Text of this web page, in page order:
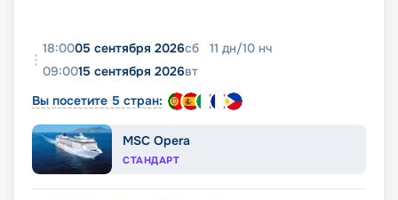
18:0005 сентября 2026сб 11 дн/10 нч
09:0015 сентября 2026вт
Вы посетите 5 стран:
MSC Opera
СТАНДАРТ